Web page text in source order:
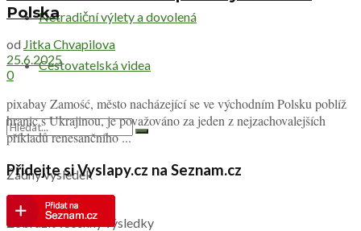
Netradiční výlety a dovolená
Cestovatelská videa
Žádný výsledek
Zobrazit všechny výsledky
Polska
od Jitka Chvapilova
25.6.2025
0
pixabay Zamość, město nacházející se ve východním Polsku poblíž
hranic s Ukrajinou, je považováno za jeden z nejzachovalejších
příkladů renesančního ...
Přidejte si Vyslapy.cz na Seznam.cz